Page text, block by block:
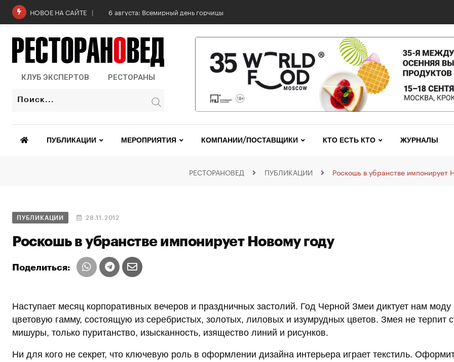
НОВОЕ НА САЙТЕ 6 августа: Всемирный день горчицы
КЛУБ ЭКСПЕРТОВ РЕСТОРАНЫ
ПУБЛИКАЦИИ МЕРОПРИЯТИЯ КОМПАНИИ/ПОСТАВЩИКИ КТО ЕСТЬ КТО ЖУРНАЛЫ
РЕСТОРАНОВЕД ПУБЛИКАЦИИ Роскошь в убранстве импонирует
ПУБЛИКАЦИИ 28.11.2012
Роскошь в убранстве импонирует Новому году
Поделиться:
Наступает месяц корпоративных вечеров и праздничных застолий. Год Черной Змеи диктует нам моду
цветовую гамму, состоящую из серебристых, золотых, лиловых и изумрудных цветов. Змея не терпит
мишуры, только пуританство, изысканность, изящество линий и рисунков.
Ни для кого не секрет, что ключевую роль в оформлении дизайна интерьера играет текстиль.